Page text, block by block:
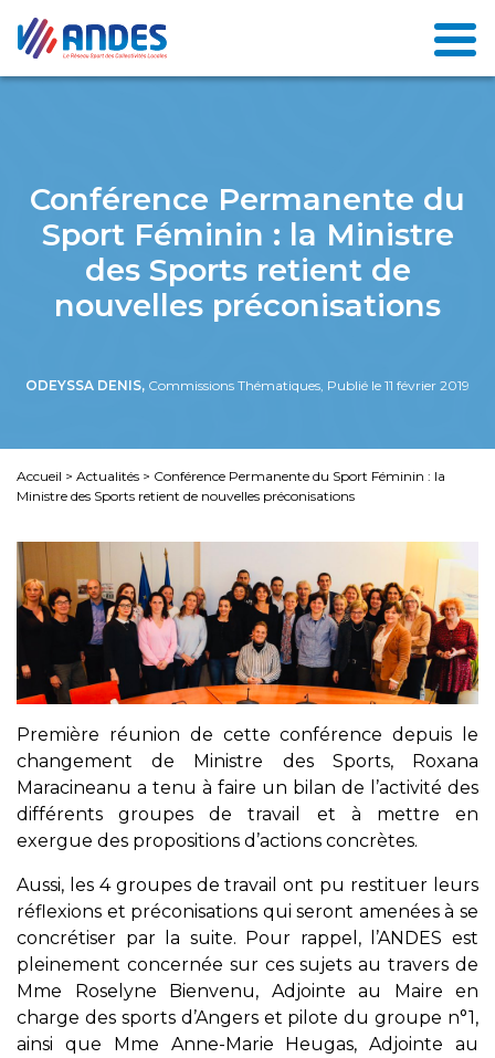
Conférence Permanente du
Sport Féminin : la Ministre
des Sports retient de
nouvelles préconisations
ODEYSSA DENIS, Commissions Thématiques, Publié le 11 février 2019
Accueil > Actualités > Conférence Permanente du Sport Féminin : la
Ministre des Sports retient de nouvelles préconisations
Première réunion de cette conférence depuis le
changement de Ministre des Sports, Roxana
Maracineanu a tenu à faire un bilan de l’activité des
différents groupes de travail et à mettre en
exergue des propositions d’actions concrètes.
Aussi, les 4 groupes de travail ont pu restituer leurs
réflexions et préconisations qui seront amenées à se
concrétiser par la suite. Pour rappel, l’ANDES est
pleinement concernée sur ces sujets au travers de
Mme Roselyne Bienvenu, Adjointe au Maire en
charge des sports d’Angers et pilote du groupe n°1,
ainsi que Mme Anne-Marie Heugas, Adjointe au